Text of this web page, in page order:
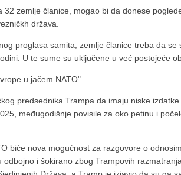
zemlje članice, mogao bi da donese
država.
proglasa samita, zemlje članice treba da
U te sume su uključene u već postojeće
u jačem NATO".
predsednika Trampa da imaju niske
međugodišnje povisile za oko petinu i
biće nova mogućnost za razgovore o
i šokirano zbog Trampovih